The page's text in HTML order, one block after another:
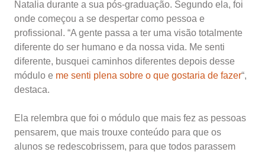
Natalia durante a sua pós-graduação. Segundo ela, foi
onde começou a se despertar como pessoa e
profissional. “A gente passa a ter uma visão totalmente
diferente do ser humano e da nossa vida. Me senti
diferente, busquei caminhos diferentes depois desse
módulo e me senti plena sobre o que gostaria de fazer“,
destaca.
Ela relembra que foi o módulo que mais fez as pessoas
pensarem, que mais trouxe conteúdo para que os
alunos se redescobrissem, para que todos parassem